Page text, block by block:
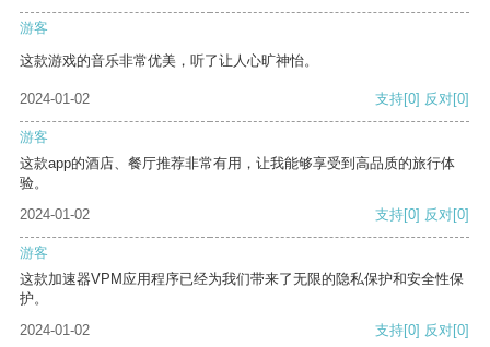
游客
这款游戏的音乐非常优美，听了让人心旷神怡。
2024-01-02 支持[0] 反对[0]
游客
这款app的酒店、餐厅推荐非常有用，让我能够享受到高品质的旅行体
验。
2024-01-02
支持[0] 反对[0]
游客
这款加速器VPM应用程序已经为我们带来了无限的隐私保护和安全性保
护。
2024-01-02
支持[0] 反对[0]